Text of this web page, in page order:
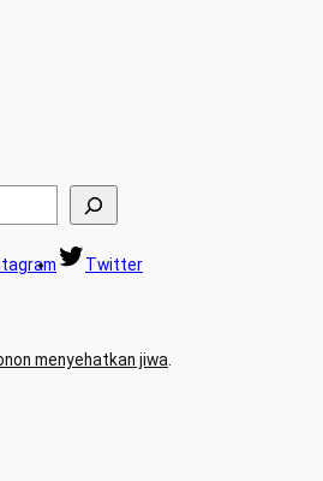
Twitter
menyehatkan jiwa